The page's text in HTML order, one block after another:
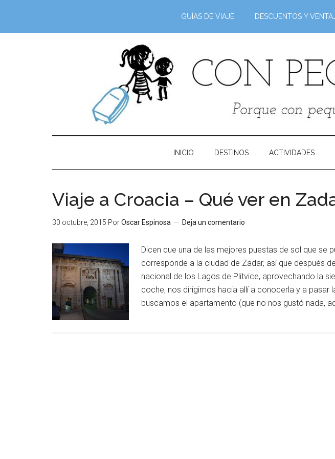
GUÍAS DE VIAJE DESCUENTOS Y
INICIO DESTINOS ACTIVIDADES
Viaje a Croacia – Qué ver en
30 octubre, 2015 PorOscar Espinosa Deja un comentario
Dicen que una de las mejores puestas de sol que se
corresponde a la ciudad de Zadar, así que después
nacional de los Lagos de Plitvice, aprovechando la
coche, nos dirigimos hacia allí a conocerla y a pasar
buscamos el apartamento (que no nos gustó nada,